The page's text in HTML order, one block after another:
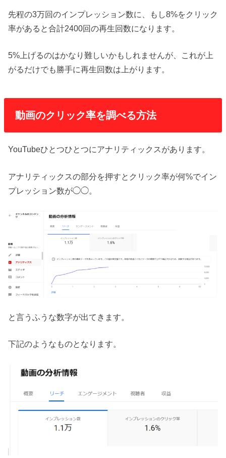
先程の3万回のインプレッション数に、もし8%をクリック
率があると合計2400回の再生回数になります。
5%上げるのはかなり難しいかもしれませんが、これが上
がるだけでも勝手に再生回数は上がります。
動画のクリック率を調べる方法
YouTubeひとつひとつにアナリティックスがあります。
アナリティックスの部分を押すとクリック率が何%でイン
プレッション数が◯◯。
と言うふうな数字が出てきます。
下記のようなものとなります。